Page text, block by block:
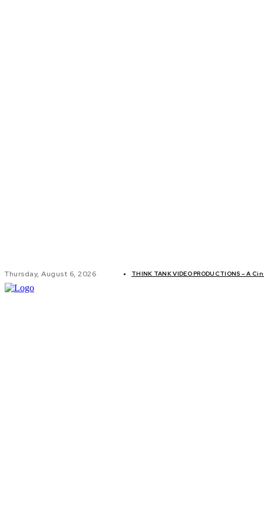
Thursday, August 6, 2026 THINK TANK VIDEO PRODUCTIONS – A